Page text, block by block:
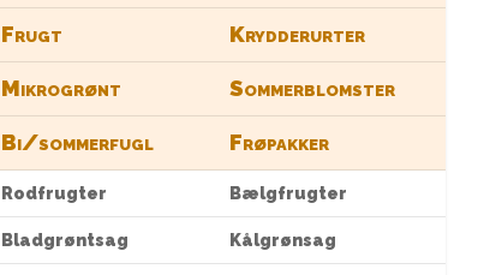
Frugt Krydderurter
Mikrogrønt Sommerblomster
Bi/sommerfugl Frøpakker
Rodfrugter Bælgfrugter
Bladgrøntsag Kålgrønsag